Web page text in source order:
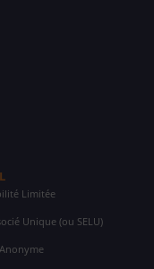
Limitée
Unique (ou SELU)